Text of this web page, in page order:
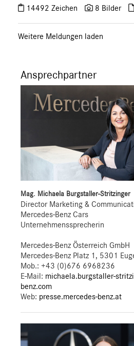
14492 Zeichen 8 Bilder
Weitere Meldungen laden
Ansprechpartner
Mag. Michaela Burgstaller-Stritzinger
Director Marketing &
Mercedes-Benz Cars
Unternehmenssprecherin
Mercedes-Benz Österreich GmbH
Mercedes-Benz Platz 1, 5301
Mob.: +43 (0)676 6968236
E-Mail: michaela.burgstaller-
benz.com
Web: presse.mercedes-benz.at